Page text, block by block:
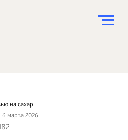
на сахар
6 марта 2026